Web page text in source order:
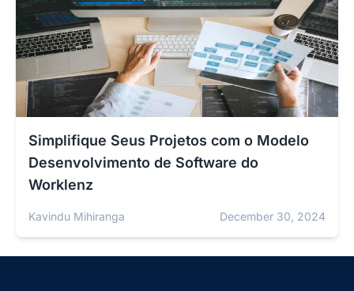
Simplifique Seus Projetos com o Modelo
Desenvolvimento de Software do
Worklenz
Kavindu Mihiranga December 30, 2024